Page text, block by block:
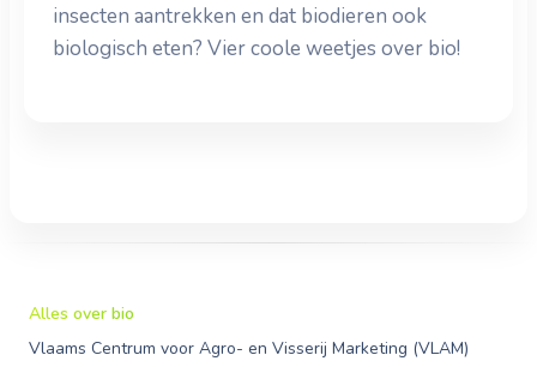
insecten aantrekken en dat biodieren ook
biologisch eten? Vier coole weetjes over bio!
Alles over bio
Vlaams Centrum voor Agro- en Visserij Marketing (VLAM)